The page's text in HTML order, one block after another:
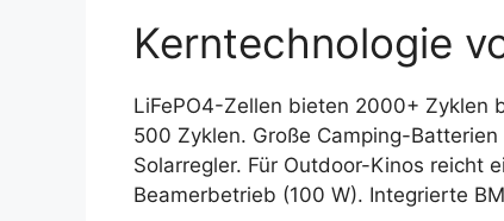
Kerntechnologie
LiFePO4-Zellen bieten 2000+ Zyklen
500 Zyklen. Große Camping-
Solarregler. Für Outdoor-Kinos reicht
Beamerbetrieb (100 W). Integrierte